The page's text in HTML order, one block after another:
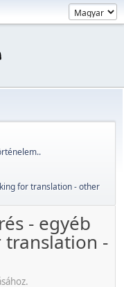
for translation - other
- egyéb
-